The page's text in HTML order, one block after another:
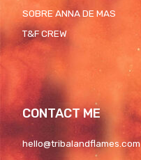
SOBRE ANNA DE MAS
T&F CREW
CONTACT ME
hello@tribalandflames.com